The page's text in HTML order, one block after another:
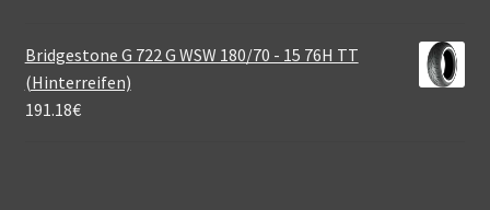
Bridgestone G 722 G WSW 180/70 - 15 76H TT
(Hinterreifen)
191.18€